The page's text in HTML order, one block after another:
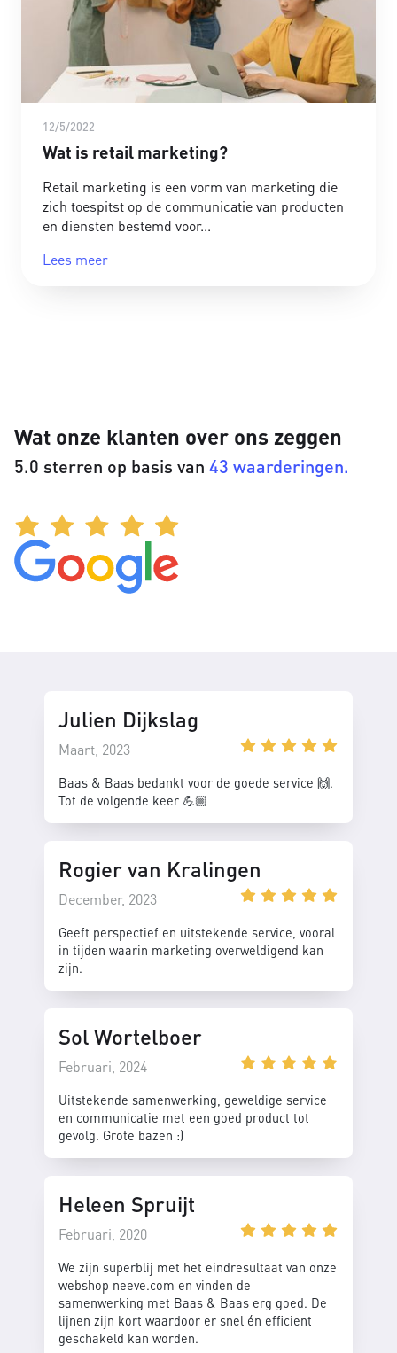
12/5/2022
Wat is retail marketing?
Retail marketing is een vorm van marketing die
zich toespitst op de communicatie van producten
en diensten bestemd voor
Lees meer
Wat onze klanten over ons zeggen
5.0 sterren op basis van 43 waarderingen.
Julien Dijkslag
Maart, 2023
Baas & Baas bedankt voor de goede service 🙌.
Tot de volgende keer 💪🏼
Rogier van Kralingen
December, 2023
Geeft perspectief en uitstekende service, vooral
in tijden waarin marketing overweldigend kan
zijn.
Sol Wortelboer
Februari, 2024
Uitstekende samenwerking, geweldige service
en communicatie met een goed product tot
gevolg. Grote bazen :)
Heleen Spruijt
Februari, 2020
We zijn superblij met het eindresultaat van onze
webshop neeve.com en vinden de
samenwerking met Baas & Baas erg goed. De
lijnen zijn kort waardoor er snel én efficient
geschakeld kan worden.